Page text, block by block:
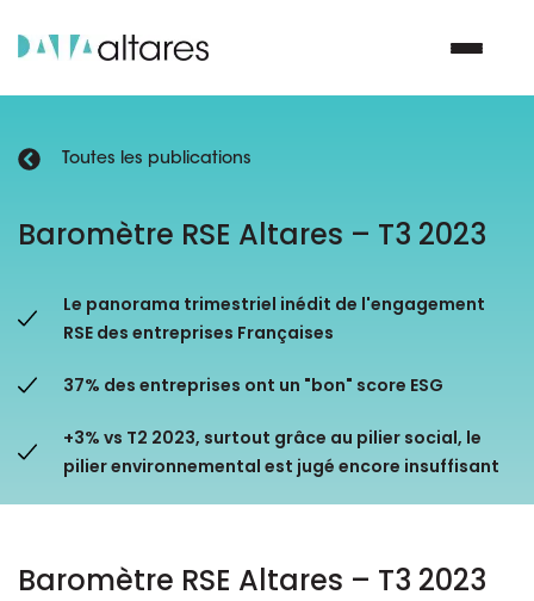
Nous contacter
Nos solutions
Nos data
Notre groupe
Ressources
Toutes les publications
Baromètre RSE Altares – T3 2023
Le panorama trimestriel inédit de l'engagement
RSE des entreprises Françaises
37% des entreprises ont un "bon" score ESG
+3% vs T2 2023, surtout grâce au pilier social, le
pilier environnemental est jugé encore insuffisant
Baromètre RSE Altares – T3 2023